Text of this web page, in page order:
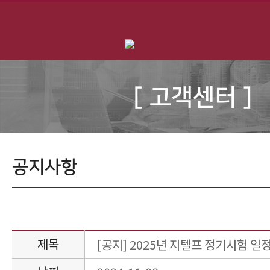
[ 고객센터 ]
공지사항
제목
[공지] 2025년 지텔프 정기시험 일